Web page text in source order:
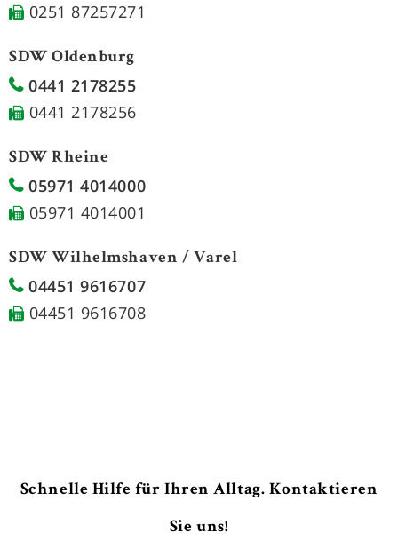
0251 87257271
SDW Oldenburg
0441 2178255
0441 2178256
SDW Rheine
05971 4014000
05971 4014001
SDW Wilhelmshaven / Varel
04451 9616707
04451 9616708
Schnelle Hilfe für Ihren Alltag. Kontaktieren
Sie uns!